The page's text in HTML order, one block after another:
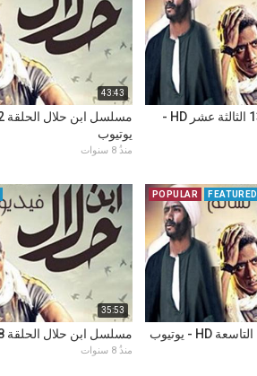
مسلسل ابن حلال الحلقة 13 الثالثة عشر HD -
43:43
يوتيوب
منذُ 8 سنوات
POPULAR FEATURED
35:53
مسلسل ابن حلال الحلقة 8 الثامنة HD - يوتيوب
منذُ 8 سنوات